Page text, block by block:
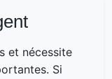
et nécessite
Si